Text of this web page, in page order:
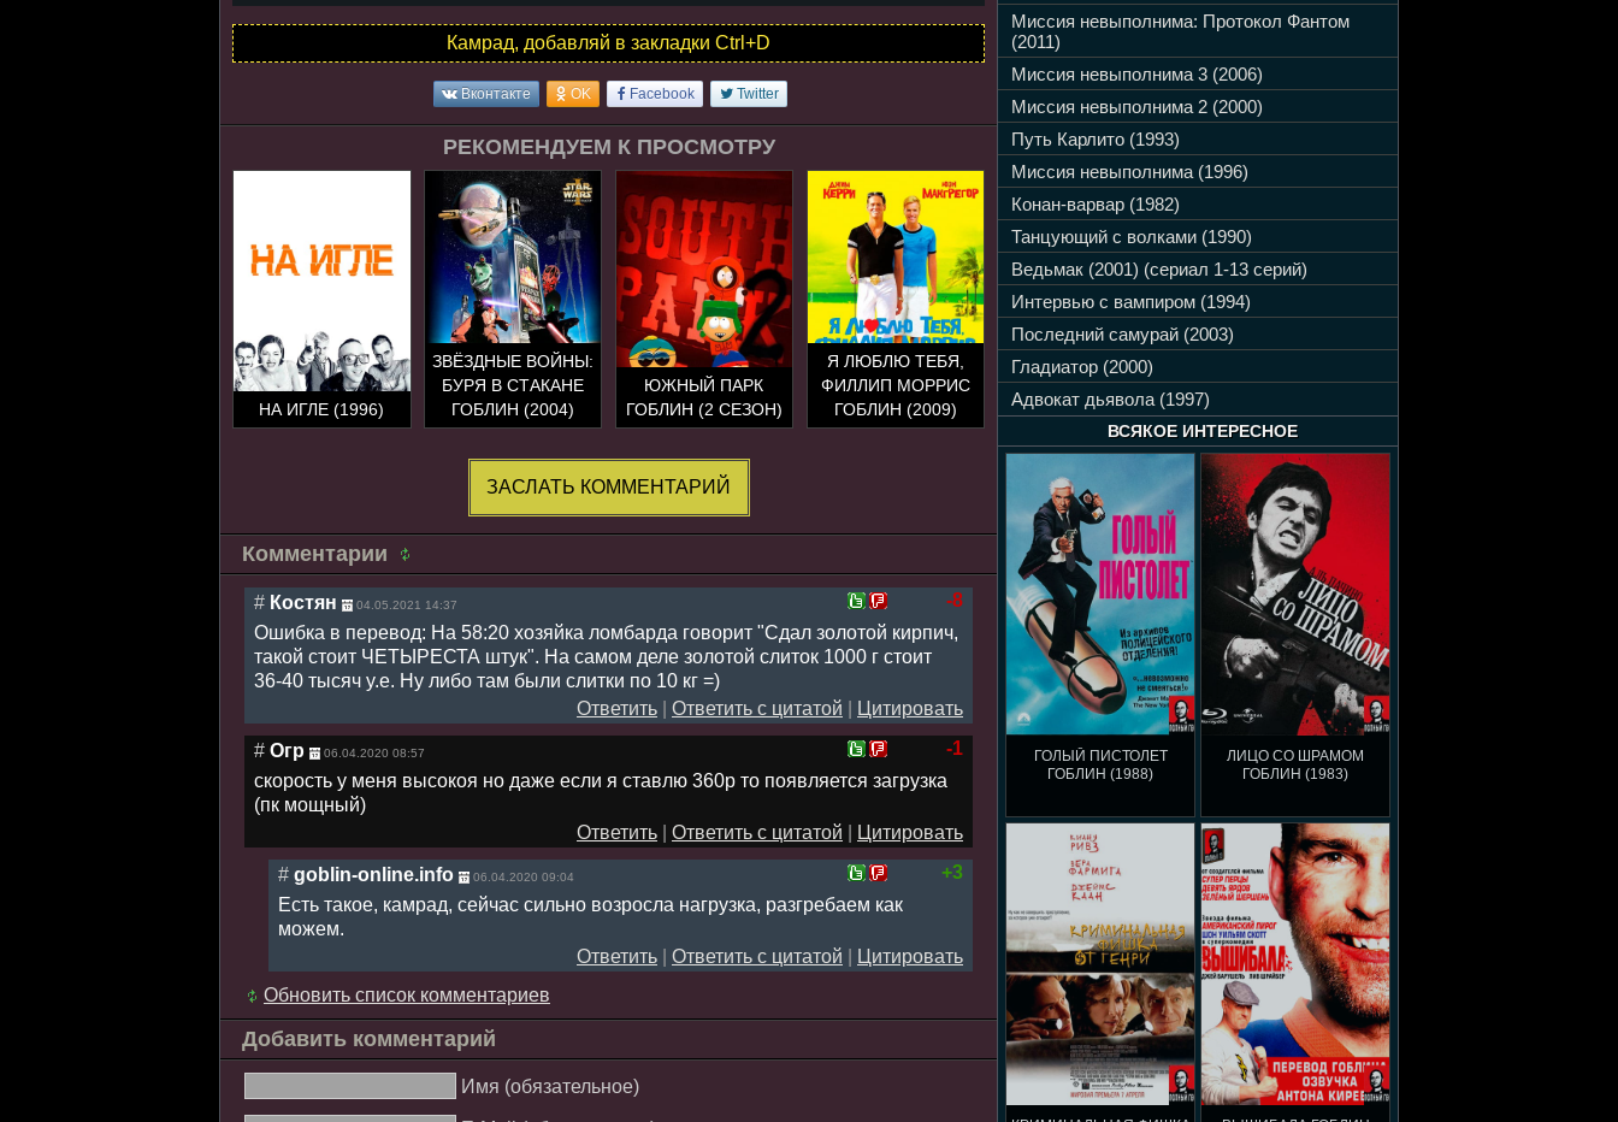
Миссия невыполнима: Протокол Фантом
(2011)
Миссия невыполнима 3 (2006)
Миссия невыполнима 2 (2000)
Путь Карлито (1993)
Миссия невыполнима (1996)
Конан-варвар (1982)
Танцующий с волками (1990)
Ведьмак (2001) (сериал 1-13 серий)
Интервью с вампиром (1994)
Последний самурай (2003)
Гладиатор (2000)
Адвокат дьявола (1997)
ВСЯКОЕ ИНТЕРЕСНОЕ
ГОЛЫЙ ПИСТОЛЕТ
ГОБЛИН (1988)
ЛИЦО СО ШРАМОМ
ГОБЛИН (1983)
Камрад, добавляй в закладки Ctrl+D
Вконтакте OK Facebook Twitter
РЕКОМЕНДУЕМ К ПРОСМОТРУ
НА ИГЛЕ (1996)
ЗВЁЗДНЫЕ ВОЙНЫ:
БУРЯ В СТАКАНЕ
ГОБЛИН (2004)
ЮЖНЫЙ ПАРК
ГОБЛИН (2 СЕЗОН)
Я ЛЮБЛЮ ТЕБЯ,
ФИЛЛИП МОРРИС
ГОБЛИН (2009)
ЗАСЛАТЬ КОММЕНТАРИЙ
Комментарии
-8
# Костян 04.05.2021 14:37
Ошибка в перевод: На 58:20 хозяйка ломбарда говорит "Сдал золотой кирпич,
такой стоит ЧЕТЫРЕСТА штук". На самом деле золотой слиток 1000 г стоит
36-40 тысяч y.e. Ну либо там были слитки по 10 кг =)
Ответить
Ответить с цитатой
Цитировать
-1
# Огр 06.04.2020 08:57
скорость у меня высокоя но даже если я ставлю 360p то появляется загрузка
(пк мощный)
Ответить
Ответить с цитатой
Цитировать
+3
# goblin-online.info 06.04.2020 09:04
Есть такое, камрад, сейчас сильно возросла нагрузка, разгребаем как
можем.
Ответить
Ответить с цитатой
Цитировать
Обновить список комментариев
Добавить комментарий
Имя (обязательное)